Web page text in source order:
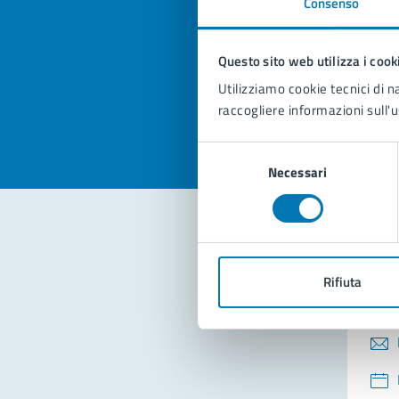
Questo sito web utilizza i
Utilizziamo cookie tecnici di
raccogliere informazioni
consenso
Necessari
Rifiuta